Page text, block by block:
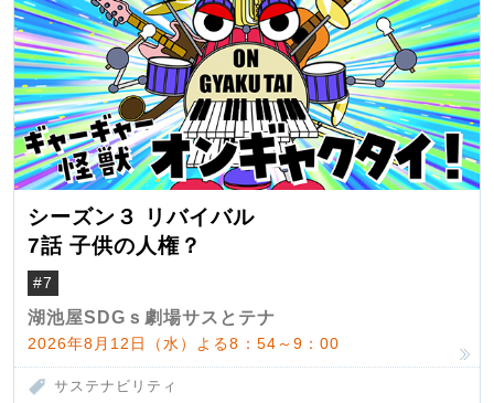
シーズン３ リバイバル
7話 子供の人権？
#7
湖池屋SDGｓ劇場サスとテナ
2026年8月12日（水）よる8：54～9：00
サステナビリティ